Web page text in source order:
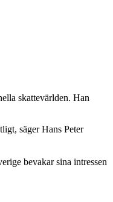
skattevärlden. Han
säger Hans Peter
bevakar sina intressen